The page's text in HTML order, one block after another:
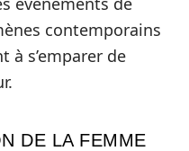
contemporains
à s’emparer de
DE LA FEMME